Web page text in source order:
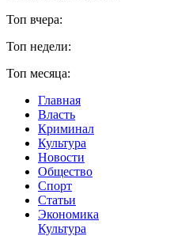
Топ вчера:
Топ недели:
Топ месяца:
Главная
Власть
Криминал
Культура
Новости
Общество
Спорт
Статьи
Экономика
Культура